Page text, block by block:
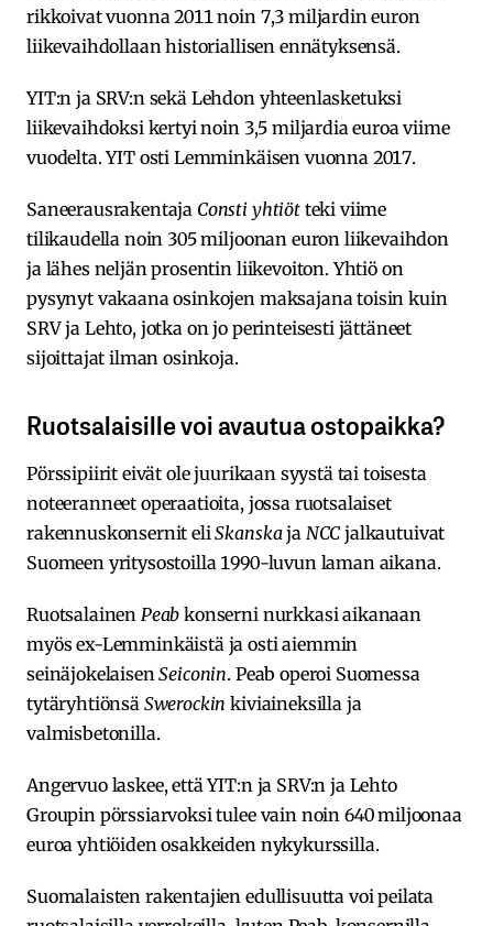
rikkoivat vuonna 2011 noin 7,3 miljardin euron
liikevaihdollaan historiallisen ennätyksensä.
YIT:n ja SRV:n sekä Lehdon yhteenlasketuksi
liikevaihdoksi kertyi noin 3,5 miljardia euroa viime
vuodelta. YIT osti Lemminkäisen vuonna 2017.
Saneerausrakentaja Consti yhtiötteki viime
tilikaudella noin 305 miljoonan euron liikevaihdon
ja lähes neljän prosentin liikevoiton. Yhtiö on
pysynyt vakaana osinkojen maksajana toisin kuin
SRV ja Lehto, jotka on jo perinteisesti jättäneet
sijoittajat ilman osinkoja.
Ruotsalaisille voi avautua ostopaikka?
Pörssipiirit eivät ole juurikaan syystä tai toisesta
noteeranneet operaatioita, jossa ruotsalaiset
rakennuskonsernit eliSkanskaja NCC jalkautuivat
Suomeen yritysostoilla 1990-luvun laman aikana.
Ruotsalainen Peab konserni nurkkasi aikanaan
myös ex-Lemminkäistä ja osti aiemmin
seinäjokelaisenSeiconin. Peab operoi Suomessa
tytäryhtiönsä Swerockin kiviaineksilla ja
valmisbetonilla.
Angervuo laskee, että YIT:n ja SRV:n ja Lehto
Groupin pörssiarvoksi tulee vain noin 640 miljoonaa
euroa yhtiöiden osakkeiden nykykurssilla.
Suomalaisten rakentajien edullisuutta voi peilata